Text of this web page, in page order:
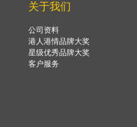
关于我们
公司资料
港人港情品牌大奖
星级优秀品牌大奖
客户服务